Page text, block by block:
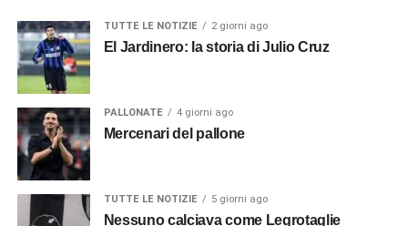
TUTTE LE NOTIZIE 2 giorni ago
El Jardinero: la storia di Julio Cruz
PALLONATE 4 giorni ago
Mercenari del pallone
TUTTE LE NOTIZIE 5 giorni ago
Nessuno calciava come Legrotaglie